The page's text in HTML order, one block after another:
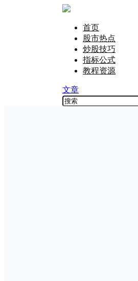
首页
股市热点
炒股技巧
指标公式
教程资源
文章